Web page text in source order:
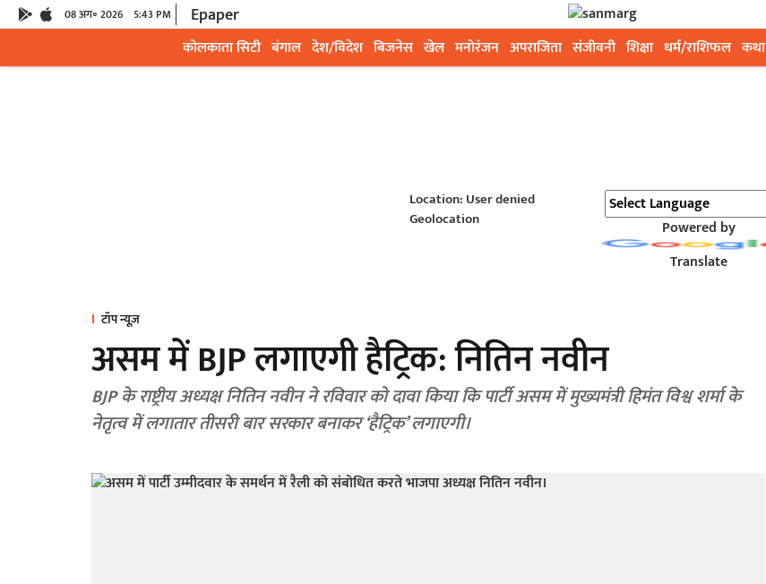
08 अग॰ 2026 5:43 PM Epaper
कोलकाता सिटी बंगाल देश/विदेश बिजनेस खेल मनोरंजन अपराजिता संजीवनी शिक्षा धर्म/राशिफल कथा
Location: User denied
Geolocation
Powered by
Translate
टॉप न्यूज़
असम में BJP लगाएगी हैट्रिक: नितिन नवीन
BJP के राष्ट्रीय अध्यक्ष नितिन नवीन ने रविवार को दावा किया कि पार्टी असम में मुख्यमंत्री हिमंत विश्व शर्मा के
नेतृत्व में लगातार तीसरी बार सरकार बनाकर ‘हैट्रिक’ लगाएगी।